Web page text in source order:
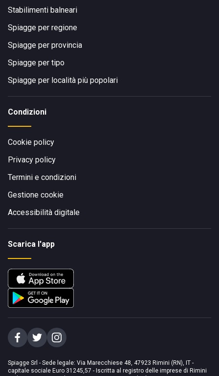
Stabilimenti balneari
Spiagge per regione
Spiagge per provincia
Spiagge per tipo
Spiagge per località più popolari
Condizioni
Cookie policy
Privacy policy
Termini e condizioni
Gestione cookie
Accessibilità digitale
Scarica l'app
Spiagge Srl - Sede legale: Via Marecchiese 48, 47923 Rimini (RN), IT -
capitale sociale Euro 31245,57 - Iscritta al registro delle imprese di Rimini